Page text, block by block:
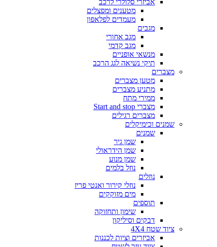
אביזרי סלולרי לרכב
מטענים ומפצלים
מעמדים לפלאפון
מגבים
מגב אחורי
מגב קדמי
מנשאי אופניים
תיקי נשיאה לגג הרכב
מצברים
מטען מצברים
מתניע מצברים
ממירי מתח
מצברי Start and stop
מצברים רגילים
שמנים וכימיקלים
שמנים
שמן גיר
שמן הידראולי
שמן מנוע
נוזל בלמים
נוזלים
נוזלי קירור ואנטי פריז
מים מזוקקים
תוספים
שימון ותחזוקה
דבקים וסיליקון
ציוד שטח 4X4
אביזרים וציות לכננות